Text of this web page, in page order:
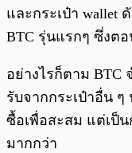
และกระเป๋า wallet
BTC รุ่นแรกๆ ซึ่งตอ
อย่างไรก็ตาม BTC
รับจากกระเป๋าอื่น
ซื้อเพื่อสะสม แต่เป็
มากกว่า